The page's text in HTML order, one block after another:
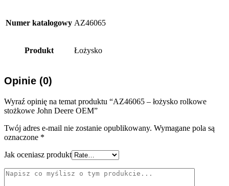
Numer katalogowy AZ46065
Produkt Łożysko
Opinie (0)
Wyraź opinię na temat produktu “AZ46065 – łożysko rolkowe
stożkowe John Deere OEM”
Twój adres e-mail nie zostanie opublikowany. Wymagane pola są
oznaczone *
Jak oceniasz produkt